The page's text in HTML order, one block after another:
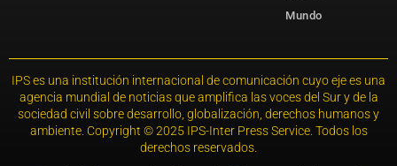
Mundo
IPS es una institución internacional de comunicación cuyo eje es una
agencia mundial de noticias que amplifica las voces del Sur y de la
sociedad civil sobre desarrollo, globalización, derechos humanos y
ambiente. Copyright © 2025 IPS-Inter Press Service. Todos los
derechos reservados.